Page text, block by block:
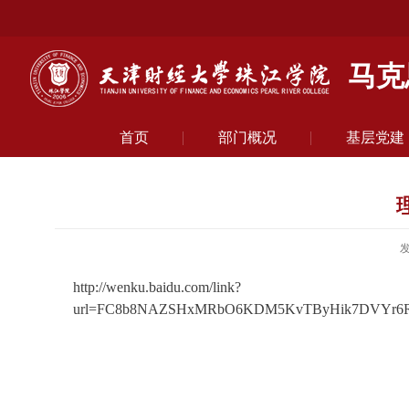
马
首页 部门概况 基层党建
http://wenku.baidu.com/link?